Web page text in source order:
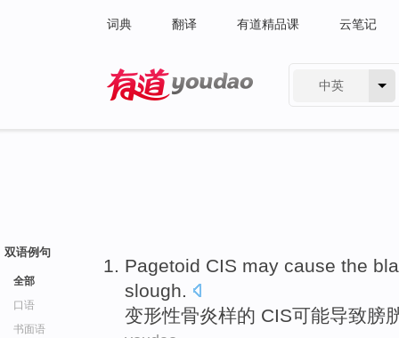
词典 翻译 有道精品课 云笔记
中英
双语例句
全部
口语
书面语
Pagetoid CIS may cause the
slough.
变形性骨炎样的 CIS可能导致膀